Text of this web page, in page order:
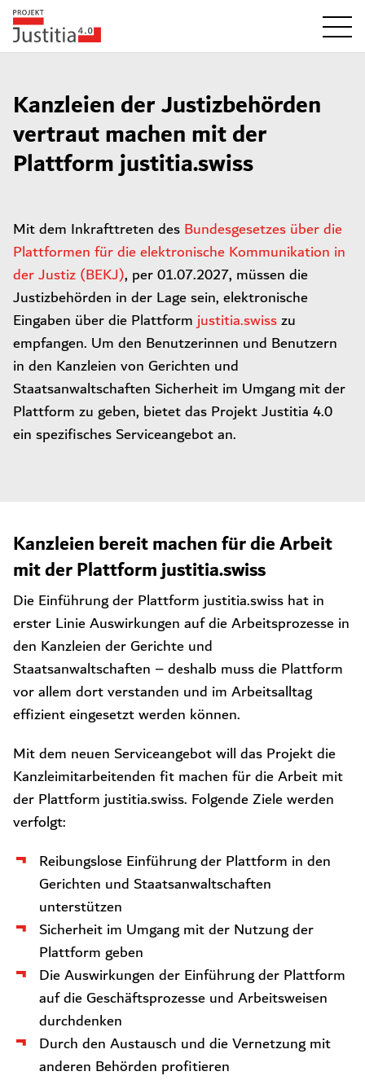
Kanzleien der Justizbehörden
vertraut machen mit der
Plattform justitia.swiss
Mit dem Inkrafttreten desBundesgesetzes über die
Plattformen für die elektronische Kommunikation in
der Justiz (BEKJ), per 01.07.2027, müssen die
Justizbehörden in der Lage sein, elektronische
Eingaben über die Plattformjustitia.swisszu
empfangen. Um den Benutzerinnen und Benutzern
in den Kanzleien von Gerichten und
Staatsanwaltschaften Sicherheit im Umgang mit der
Plattform zu geben, bietet das Projekt Justitia 4.0
ein spezifisches Serviceangebot an.
Kanzleien bereit machen für die Arbeit
mit der Plattform justitia.swiss
Die Einführung der Plattform justitia.swiss hat in
erster Linie Auswirkungen auf die Arbeitsprozesse in
den Kanzleien der Gerichte und
Staatsanwaltschaften – deshalb muss die Plattform
vor allem dort verstanden und im Arbeitsalltag
effizient eingesetzt werden können.
Mit dem neuen Serviceangebot will das Projekt die
Kanzleimitarbeitenden fit machen für die Arbeit mit
der Plattform justitia.swiss. Folgende Ziele werden
verfolgt:
Reibungslose Einführung der Plattform in den
Gerichten und Staatsanwaltschaften
unterstützen
Sicherheit im Umgang mit der Nutzung der
Plattform geben
Die Auswirkungen der Einführung der Plattform
auf die Geschäftsprozesse und Arbeitsweisen
durchdenken
Durch den Austausch und die Vernetzung mit
anderen Behörden profitieren